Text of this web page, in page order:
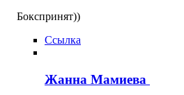
Бокспринят))
Ссылка
Жанна Мамиева